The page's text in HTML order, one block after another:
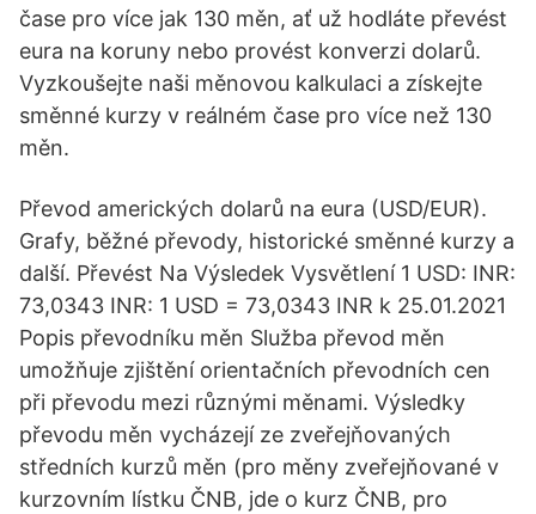
čase pro více jak 130 měn, ať už hodláte převést
eura na koruny nebo provést konverzi dolarů.
Vyzkoušejte naši měnovou kalkulaci a získejte
směnné kurzy v reálném čase pro více než 130
měn.
Převod amerických dolarů na eura (USD/EUR).
Grafy, běžné převody, historické směnné kurzy a
další. Převést Na Výsledek Vysvětlení 1 USD: INR:
73,0343 INR: 1 USD = 73,0343 INR k 25.01.2021
Popis převodníku měn Služba převod měn
umožňuje zjištění orientačních převodních cen
při převodu mezi různými měnami. Výsledky
převodu měn vycházejí ze zveřejňovaných
středních kurzů měn (pro měny zveřejňované v
kurzovním lístku ČNB, jde o kurz ČNB, pro